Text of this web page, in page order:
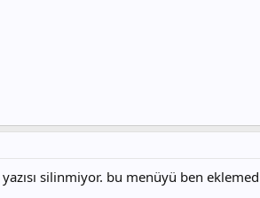
silinmiyor. bu menüyü ben